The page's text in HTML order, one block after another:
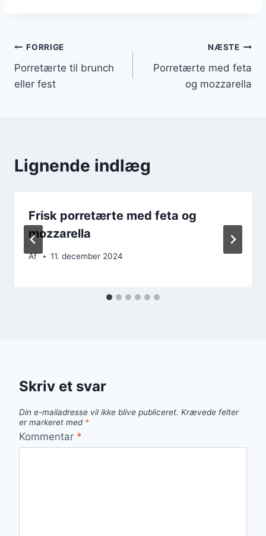
Indlægsnavigation
FORRIGE
Porretærte til brunch
eller fest
NÆSTE
Porretærte med feta
og mozzarella
Lignende indlæg
Frisk porretærte med feta og
mozzarella
Af 11. december 2024
Skriv et svar
Din e-mailadresse vil ikke blive publiceret. Krævede felter
er markeret med *
Kommentar *